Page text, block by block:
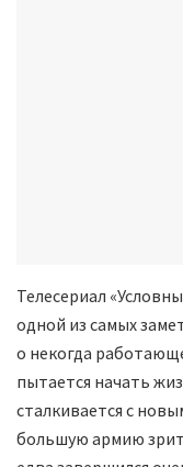
Телесериал
одной из самых
о некогда
пытается начать
сталкивается с
большую армию